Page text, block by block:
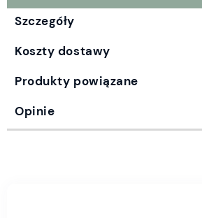
Szczegóły
Koszty dostawy
Produkty powiązane
Opinie